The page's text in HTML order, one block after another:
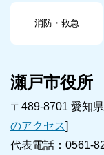
消防・救急
瀬戸市役所
〒489-8701 愛知
のアクセス]
代表電話：0561-